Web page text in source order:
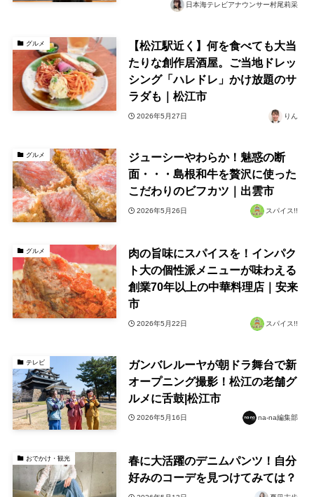
日本海テレビアナウンサー村尾莉采
グルメ
【松江駅近く】何を食べても大当
たりな創作居酒屋。ご当地ドレッ
シング「ハレドレ」かけ放題のサ
ラダも｜松江市
2026年5月27日 りん
グルメ
ジューシーやわらか！魅惑の断
面・・・島根和牛を贅沢に使った
こだわりのビフカツ｜出雲市
2026年5月26日 スパイス!!
グルメ
肉の旨味にスパイスを！インパク
ト大の個性派メニューが味わえる
創業70年以上の中華料理店｜安来
市
2026年5月22日 スパイス!!
テレビ
ガンバレルーヤが朝ドラ舞台で新
オープニング撮影！松江の老舗グ
ルメに舌鼓|松江市
2026年5月16日 na-na編集部
おでかけ・観光
春に大活躍のデニムパンツ！自分
好みのコーデを見つけてみては？